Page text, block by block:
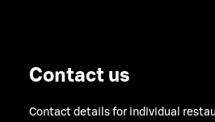
Contact us
Contact details for individual